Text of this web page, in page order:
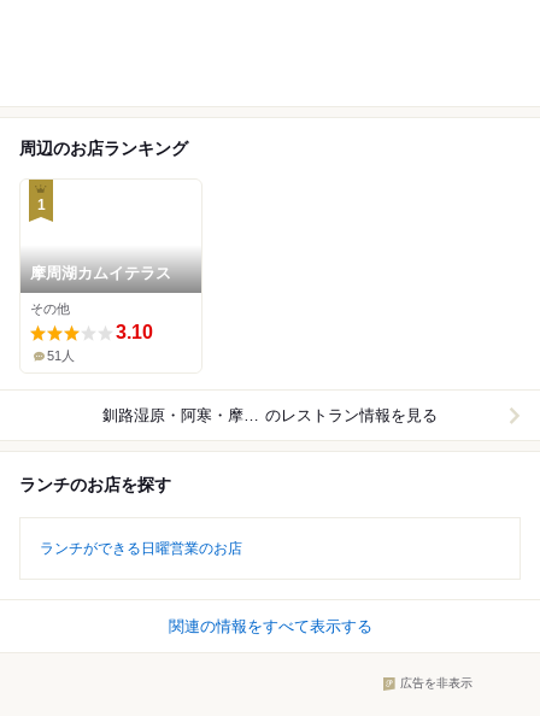
周辺のお店ランキング
1
摩周湖カムイテラス
その他
3.10
51人
釧路湿原・阿寒・摩周湖周辺 のレストラン情報を見る
ランチのお店を探す
ランチができる日曜営業のお店
関連の情報をすべて表示する
広告を非表示